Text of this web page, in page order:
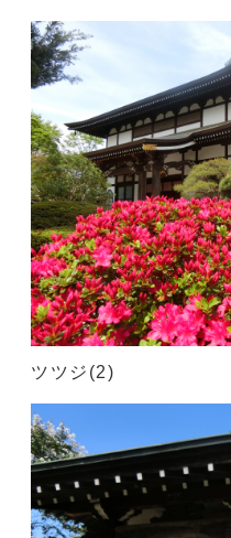
ツツジ(2)